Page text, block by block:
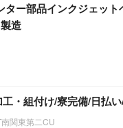
ター部品インクジェッ
造
・組付け/寮完備/日払
関東第二CU